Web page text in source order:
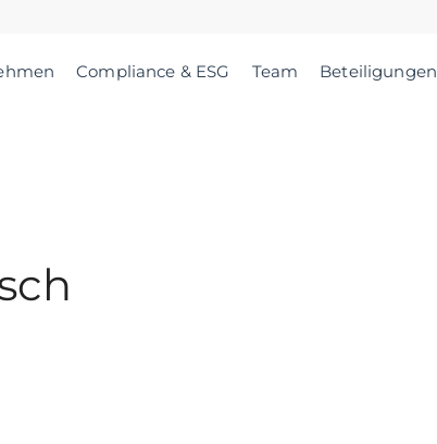
Compliance & ESG Team Beteiligungen